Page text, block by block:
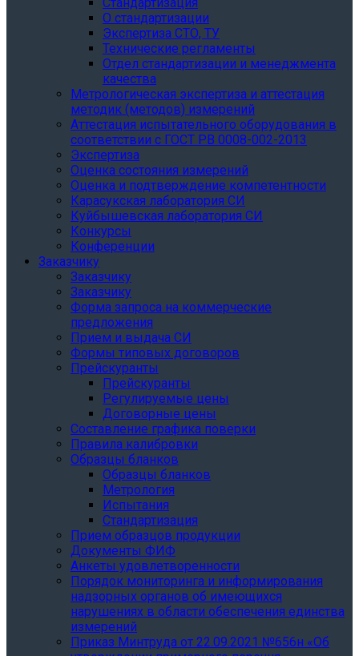
О стандартизации
Экспертиза СТО, ТУ
Технические регламенты
Отдел стандартизации и менеджмента
качества
Метрологическая экспертиза и аттестация
методик (методов) измерений
Аттестация испытательного оборудования в
соответствии с ГОСТ РВ 0008-002-2013
Экспертиза
Оценка состояния измерений
Оценка и подтверждение компетентности
Карасукская лаборатория СИ
Куйбышевская лаборатория СИ
Конкурсы
Конференции
Заказчику
Заказчику
Заказчику
Форма запроса на коммерческие
предложения
Прием и выдача СИ
Формы типовых договоров
Прейскуранты
Прейскуранты
Регулируемые цены
Договорные цены
Составление графика поверки
Правила калибровки
Образцы бланков
Образцы бланков
Метрология
Испытания
Стандартизация
Прием образцов продукции
Документы ФИФ
Анкеты удовлетворенности
Порядок мониторинга и информирования
надзорных органов об имеющихся
нарушениях в области обеспечения единства
измерений
Приказ Минтруда от 22.09.2021 №656н «Об